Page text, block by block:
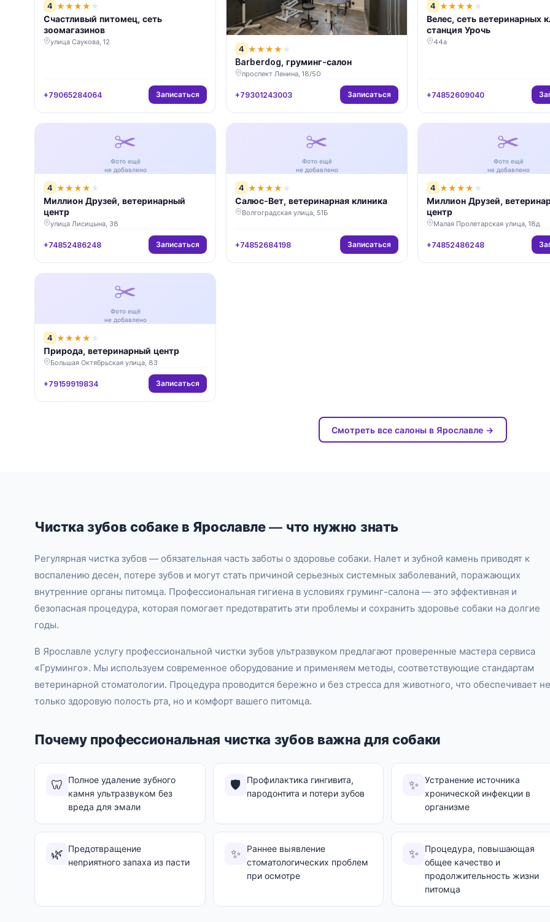
4 ★★★★ ★
Счастливый питомец, сеть
зоомагазинов
улица Саукова, 12
+79065284064 Записаться
4 ★★★★ ★
Barberdog, груминг-салон
проспект Ленина, 18/50
+79301243003 Записаться
4 ★★★★ ★
Велес, сеть ветеринарных
станция Урочь
44а
+74852609040
✂️
Фото ещё
не добавлено
4 ★★★★ ★
Миллион Друзей, ветеринарный
центр
улица Лисицына, 38
+74852486248 Записаться
✂️
Фото ещё
не добавлено
4 ★★★★ ★
Салюс-Вет, ветеринарная клиника
Волгоградская улица, 51Б
+74852684198 Записаться
✂️
Фото ещё
не добавлено
4 ★★★★ ★
Миллион Друзей,
центр
Малая Пролетарская улица, 18д
+74852486248
✂️
Фото ещё
не добавлено
4 ★★★★ ★
Природа, ветеринарный центр
Большая Октябрьская улица, 83
+79159919834 Записаться
Смотреть все салоны в Ярославле →
Чистка зубов собаке в Ярославле — что нужно знать
Регулярная чистка зубов — обязательная часть заботы о здоровье собаки. Налет и зубной камень приводят к
воспалению десен, потере зубов и могут стать причиной серьезных системных заболеваний, поражающих
внутренние органы питомца. Профессиональная гигиена в условиях груминг-салона — это эффективная и
безопасная процедура, которая помогает предотвратить эти проблемы и сохранить здоровье собаки на долгие
годы.
В Ярославле услугу профессиональной чистки зубов ультразвуком предлагают проверенные мастера сервиса
«Груминго». Мы используем современное оборудование и применяем методы, соответствующие стандартам
ветеринарной стоматологии. Процедура проводится бережно и без стресса для животного, что обеспечивает не
только здоровую полость рта, но и комфорт вашего питомца.
Почему профессиональная чистка зубов важна для собаки
🦷
Полное удаление зубного
камня ультразвуком без
вреда для эмали
🛡️
Профилактика гингивита,
пародонтита и потери зубов
✨
Устранение источника
хронической инфекции в
организме
🌿 Предотвращение
неприятного запаха из пасти
✨
Раннее выявление
стоматологических проблем
при осмотре
✨
Процедура, повышающая
общее качество и
продолжительность жизни
питомца